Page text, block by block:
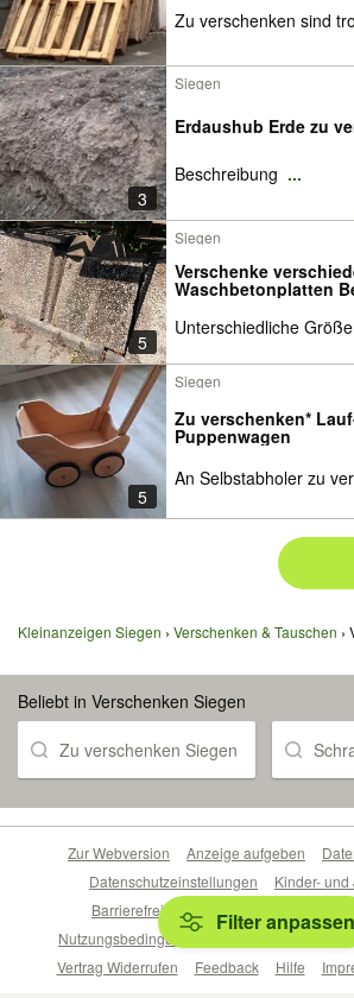
Zu verschenken sind
3
Siegen
Beschreibung ...
5
Siegen
Verschenke
Waschbetonplatten
Unterschiedliche
5
Siegen
Zu verschenken*
Puppenwagen
An Selbstabholer zu
Kleinanzeigen Siegen Verschenken & Tauschen
Beliebt in Verschenken Siegen
Zu verschenken Siegen
Filter anpassen
Zur Webversion Anzeige aufgeben
Datenschutzeinstellungen
Kinder-
Barrierefreiheitserklärung
Nutzungsbedingungen
Beliebte Suchen
Vertrag Widerrufen
Feedback Hilfe